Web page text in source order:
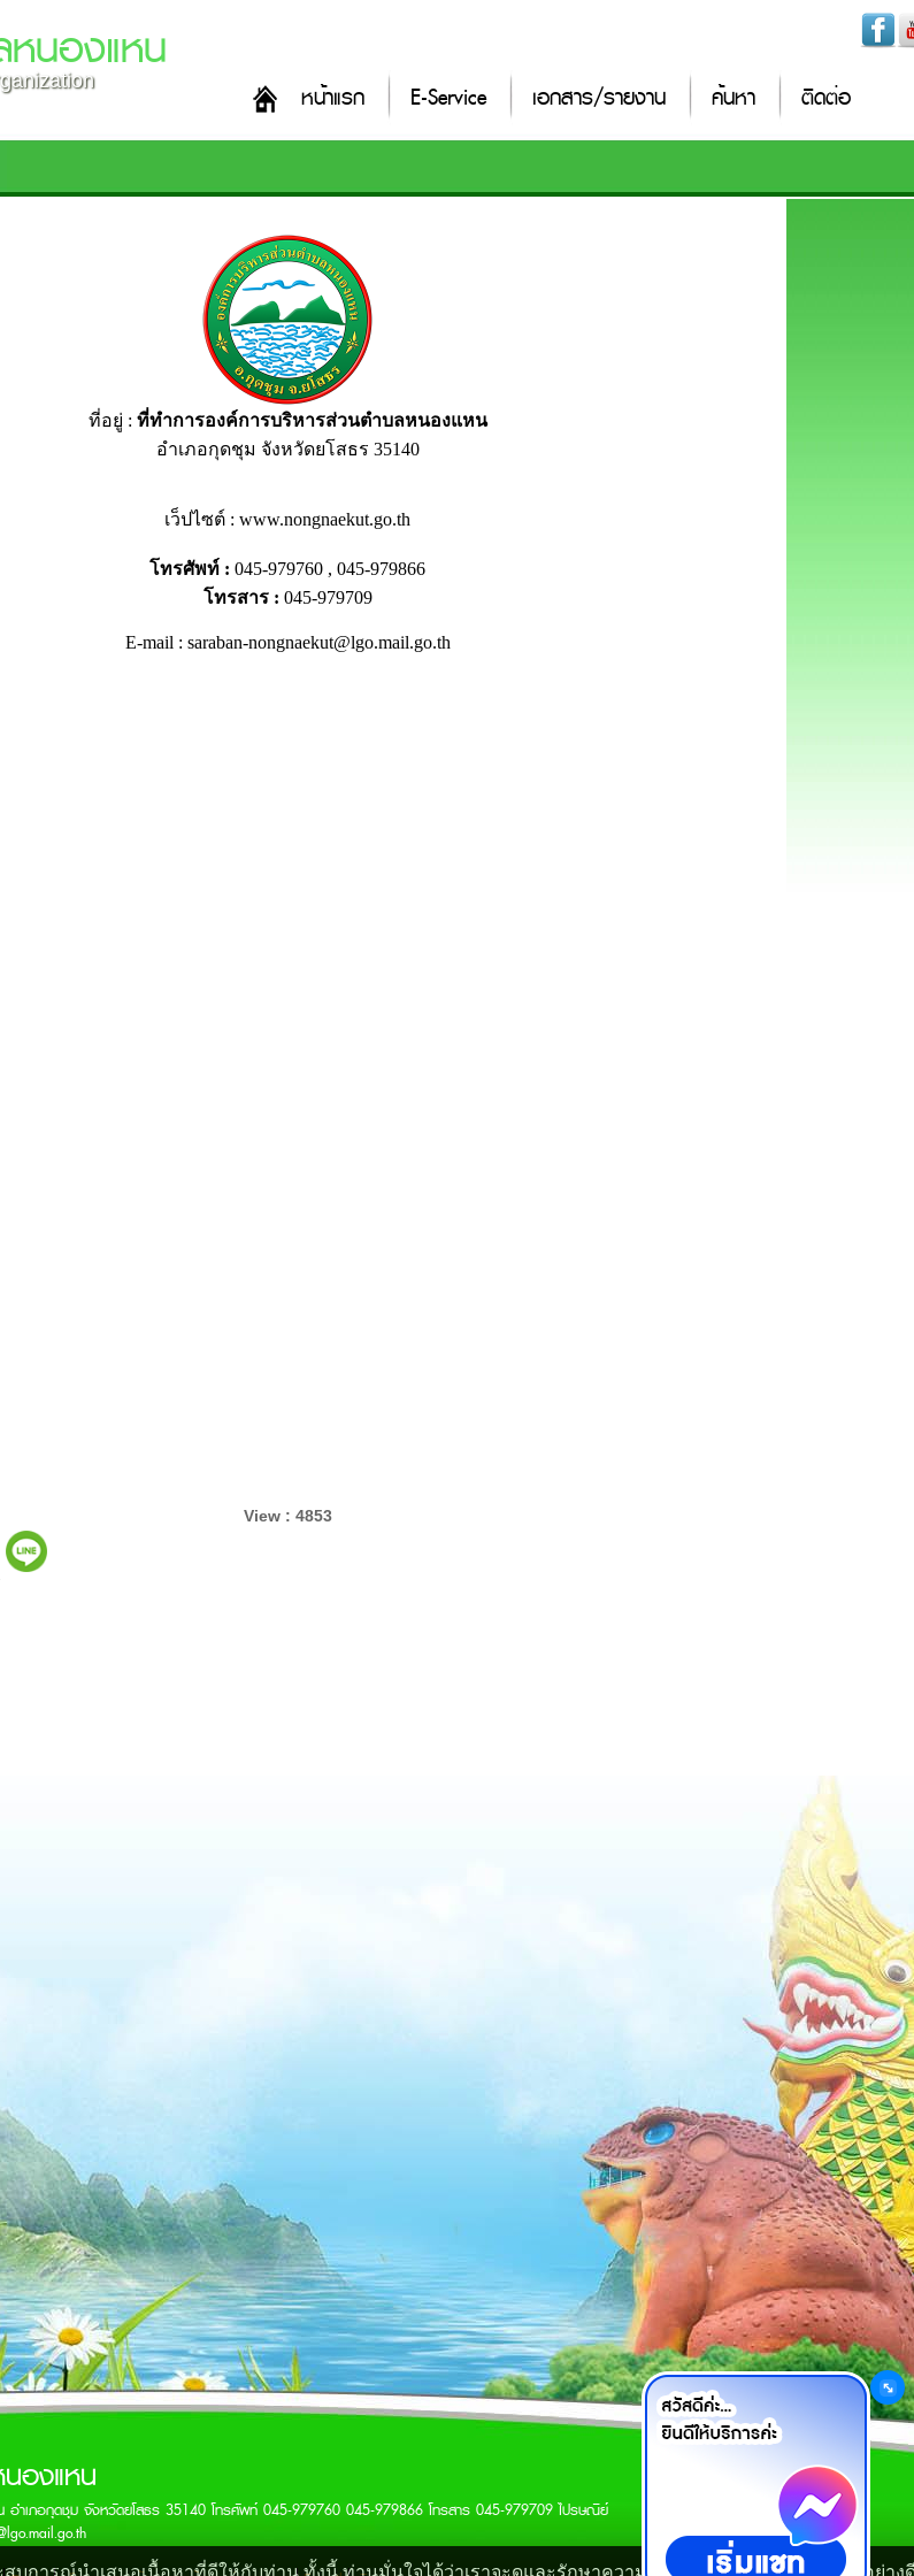
นองแหน
หน้าแรก E-Service เอกสาร/รายงาน ค้นหา ติดต่อ
ที่อยู่ : ที่ทำการองค์การบริหารส่วนตำบลหนองแหน
อำเภอกุดชุม จังหวัดยโสธร 35140
เว็ปไซต์ : www.nongnaekut.go.th
โทรศัพท์ : 045-979760 , 045-979866
โทรสาร : 045-979709
E-mail : saraban-nongnaekut@lgo.mail.go.th
View : 4853
เว็บมาสเตอร์
องแหน
อำเภอกุดชุม จังหวัดยโสธร 35140 โทรศัพท์ 045-979760 045-979866 โทรสาร 045-979709 ไปรษณีย์
การณ์นำเสนอเนื้อหาที่ดีให้กับท่าน ทั้งนี้ ท่านมั่นใจได้ว่าเราจะดูและรักษาความปลอดภัยข้อมูลของท่านเป็นอย่าง